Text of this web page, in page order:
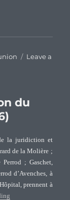
Leave a
du
la juridiction et
de la Molière ;
; Gaschet,
d’Avenches, à
prennent à